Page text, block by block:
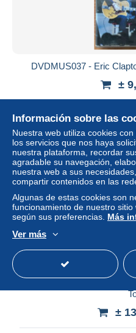
DVDMUS037 - Eric
±
Estatus
±
Información sobre las
Nuestra web utiliza cookies
los servicios que nos haya
nuestra plataforma, recordar
agradable su navegación,
nuestra web a sus
compartir contenidos en las
Algunas de estas cookies son
funcionamiento de nuestro
según sus preferencias. Más
Ver más